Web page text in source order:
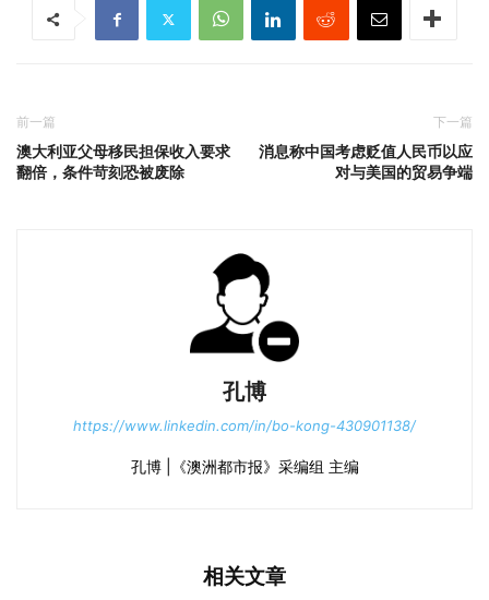
前一篇
澳大利亚父母移民担保收入要求
翻倍，条件苛刻恐被废除
下一篇
消息称中国考虑贬值人民币以应
对与美国的贸易争端
孔博
https://www.linkedin.com/in/bo-kong-430901138/
孔博 |《澳洲都市报》采编组 主编
相关文章